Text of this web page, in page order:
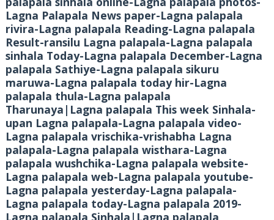
Lagna Palapala News paper-Lagna palapala
rivira-Lagna palapala Reading-Lagna palapala
Result-ransilu Lagna palapala-Lagna palapala
sinhala Today-Lagna palapala December-Lagna
palapala Sathiye-Lagna palapala sikuru
maruwa-Lagna palapala today hir-Lagna
palapala thula-Lagna palapala
Tharunaya|Lagna palapala This week Sinhala-
upan Lagna palapala-Lagna palapala video-
Lagna palapala vrischika-vrishabha Lagna
palapala-Lagna palapala wisthara-Lagna
palapala wushchika-Lagna palapala website-
Lagna palapala web-Lagna palapala youtube-
Lagna palapala yesterday-Lagna palapala-
Lagna palapala today-Lagna palapala 2019-
Lagna palapala Sinhala|Lagna palapala